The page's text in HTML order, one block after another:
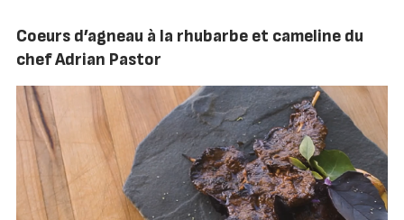
Coeurs d’agneau à la rhubarbe et cameline du
chef Adrian Pastor